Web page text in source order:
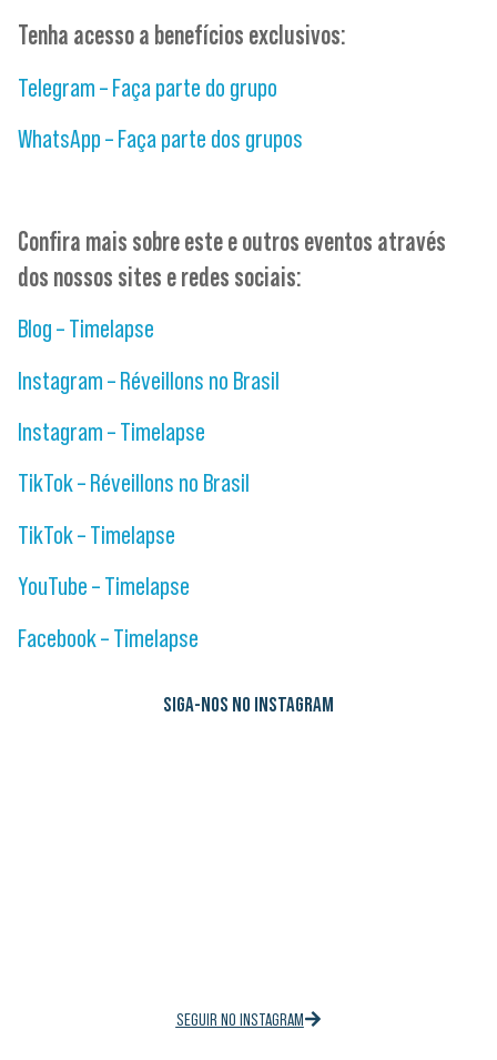
Tenha acesso a benefícios exclusivos:
Telegram – Faça parte do grupo
WhatsApp – Faça parte dos grupos
Confira mais sobre este e outros eventos através
dos nossos sites e redes sociais:
Blog – Timelapse
Instagram – Réveillons no Brasil
Instagram – Timelapse
TikTok – Réveillons no Brasil
TikTok – Timelapse
YouTube – Timelapse
Facebook – Timelapse
SIGA-NOS NO INSTAGRAM
SEGUIR NO INSTAGRAM